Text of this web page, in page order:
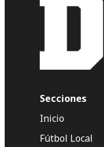
Secciones
Inicio
Fútbol Local